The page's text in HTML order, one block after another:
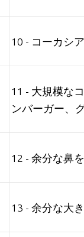
10 - コーカシ
11 - 大規模な
ンバーガー、
12 - 余分な鼻
13 - 余分な大